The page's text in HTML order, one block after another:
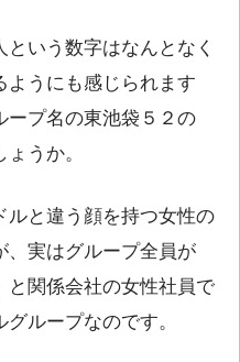
いう数字はなんとなく
ようにも感じられます
ープ名の東池袋５２の
うか。
ルと違う顔を持つ女性の
、実はグループ全員が
と関係会社の女性社員で
ループなのです。